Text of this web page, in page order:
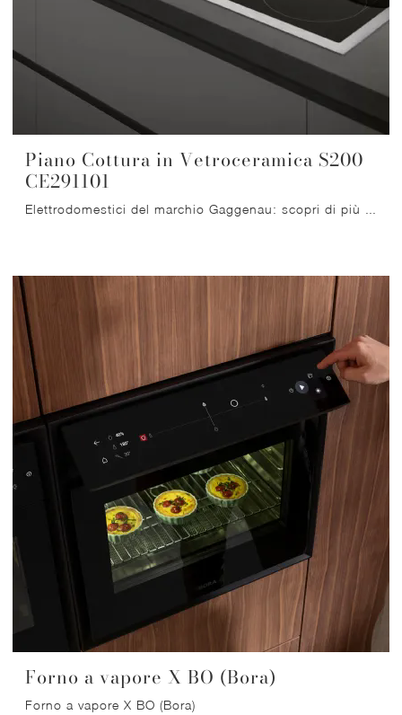
Piano Cottura in Vetroceramica S200
CE291101
Forno a vapore X BO (Bora)
Forno a vapore X BO (Bora)